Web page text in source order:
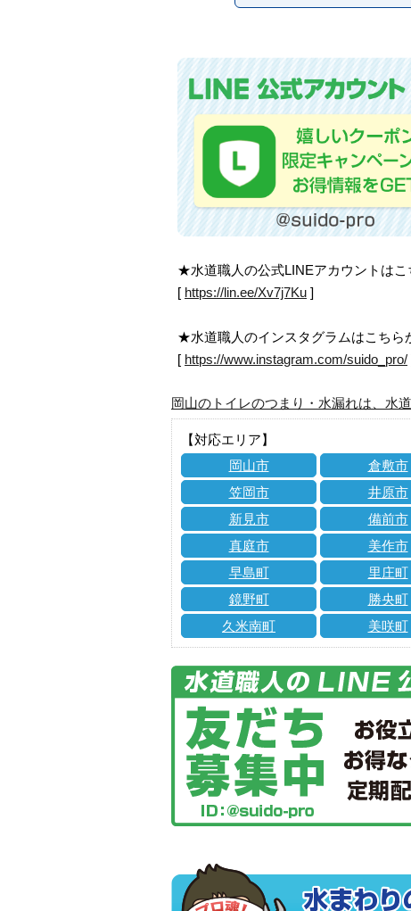
★水道職人の公式LINEアカウントはこ
[ https://lin.ee/Xv7j7Ku ]
★水道職人のインスタグラムはこちら
[ https://www.instagram.com/suido_pro/
岡山のトイレのつまり・水漏れは、水
【対応エリア】
岡山市
倉敷市
笠岡市
井原市
新見市
備前市
真庭市
美作市
早島町
里庄町
鏡野町
勝央町
久米南町
美咲町